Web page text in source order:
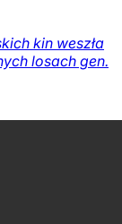
kin weszła
losach gen.